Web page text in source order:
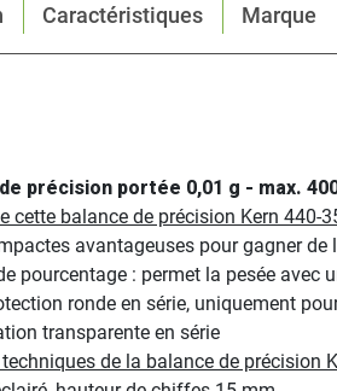
Caractéristiques Marque
précision portée 0,01 g - max.
cette balance de précision Kern 440-
avantageuses pour gagner de
pourcentage : permet la pesée avec
ronde en série, uniquement
transparente en série
de la balance de précision